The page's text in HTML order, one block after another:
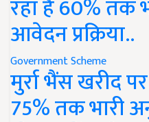
रहा है 60% तक
आवेदन प्रक्रिया..
Government Scheme
मुर्रा भैंस खरीद
75% तक भारी